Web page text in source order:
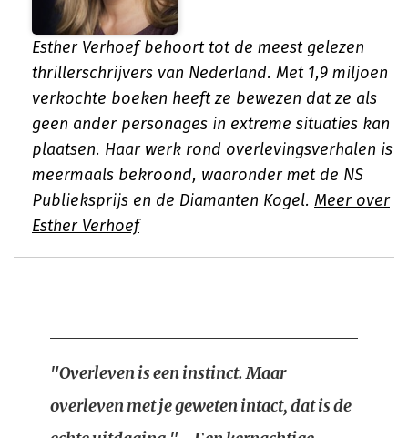
Esther Verhoef behoort tot de meest gelezen
thrillerschrijvers van Nederland. Met 1,9 miljoen
verkochte boeken heeft ze bewezen dat ze als
geen ander personages in extreme situaties kan
plaatsen. Haar werk rond overlevingsverhalen is
meermaals bekroond, waaronder met de NS
Publieksprijs en de Diamanten Kogel. Meer over
Esther Verhoef
"Overleven is een instinct. Maar
overleven met je geweten intact, dat is de